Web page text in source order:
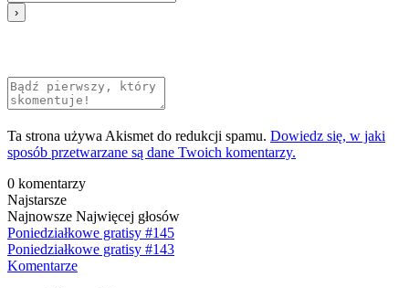
Ta strona używa Akismet do redukcji spamu. Dowiedz się, w jaki
sposób przetwarzane są dane Twoich komentarzy.
0 komentarzy
Najstarsze
Najnowsze Najwięcej głosów
Poniedziałkowe gratisy #145
Poniedziałkowe gratisy #143
Komentarze